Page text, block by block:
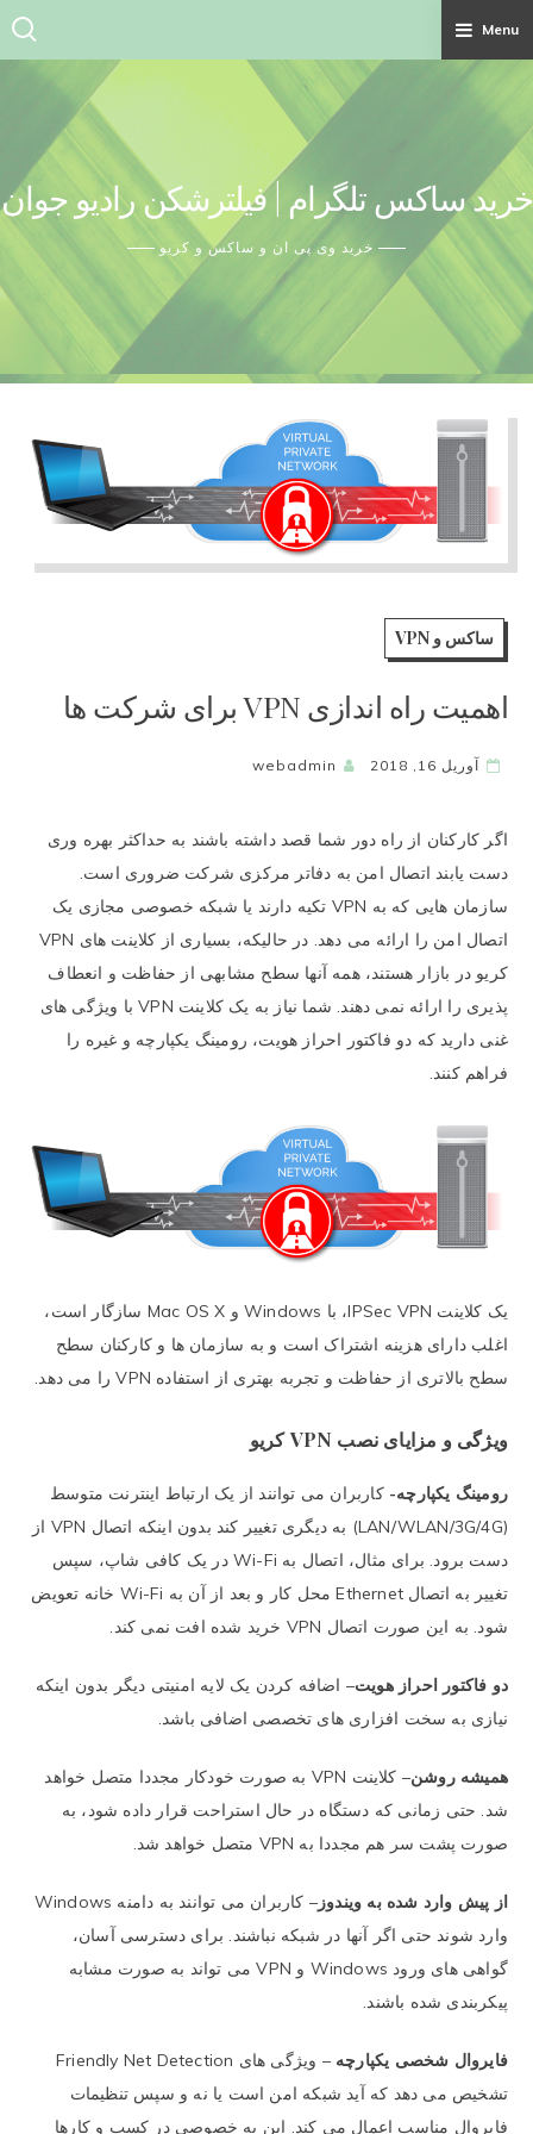
content
خرید ساکس تلگرام | فیلترشکن رادیو جوان
خرید وی پی ان و ساکس و کریو
Menu
ساکس و VPN
اهمیت راه اندازی VPN برای شرکت ها
آوریل 16, 2018 webadmin
اگر کارکنان از راه دور شما قصد داشته باشند به حداکثر بهره وری
دست یابند اتصال امن به دفاتر مرکزی شرکت ضروری است.
سازمان هایی که به VPN تکیه دارند یا شبکه خصوصی مجازی یک
اتصال امن را ارائه می دهد. در حالیکه، بسیاری از کلاینت های VPN
کریو در بازار هستند، همه آنها سطح مشابهی از حفاظت و انعطاف
پذیری را ارائه نمی دهند. شما نیاز به یک کلاینت VPN با ویژگی های
غنی دارید که دو فاکتور احراز هویت، رومینگ یکپارچه و غیره را
فراهم کنند.
یک کلاینت IPSec VPN، با Windows و Mac OS X سازگار است،
اغلب دارای هزینه اشتراک است و به سازمان ها و کارکنان سطح
سطح بالاتری از حفاظت و تجربه بهتری از استفاده VPN را می دهد.
ویژگی و مزایای نصب VPN کریو
رومینگ یکپارچه- کاربران می توانند از یک ارتباط اینترنت متوسط
(LAN/WLAN/3G/4G) به دیگری تغییر کند بدون اینکه اتصال VPN از
دست برود. برای مثال، اتصال به Wi-Fi در یک کافی شاپ، سپس
تغییر به اتصال Ethernet محل کار و بعد از آن به Wi-Fi خانه تعویض
شود. به این صورت اتصال VPN خرید شده افت نمی کند.
دو فاکتور احراز هویت– اضافه کردن یک لایه امنیتی دیگر بدون اینکه
نیازی به سخت افزاری های تخصصی اضافی باشد.
همیشه روشن
– کلاینت VPN به صورت خودکار مجددا متصل خواهد
شد. حتی زمانی که دستگاه در حال استراحت قرار داده شود، به
صورت پشت سر هم مجددا به VPN متصل خواهد شد.
از پیش وارد شده به ویندوز
– کاربران می توانند به دامنه Windows
وارد شوند حتی اگر آنها در شبکه نباشند. برای دسترسی آسان،
گواهی های ورود Windows و VPN می تواند به صورت مشابه
پیکربندی شده باشند.
فایروال شخصی یکپارچه
– ویژگی های Friendly Net Detection
تشخیص می دهد که آید شبکه امن است یا نه و سپس تنظیمات
فایروال مناسب اعمال می کند. این به خصوصی در کسب و کارها